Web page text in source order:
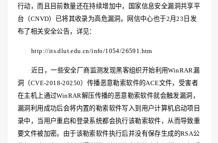
行动，而且目前数量还在持续增加中，国家信息安全漏洞共享平
台（CNVD）已将其收录为高危漏洞。网信中心也于2月23日发
布了相关安全公告，详见：
http://its.dlut.edu.cn/info/1054/26591.htm
近日，一些安全厂商监测发现黑客组织开始利用WinRAR漏
洞（CVE-2018-20250）传播恶意勒索软件的ACE文件，受害者
在主机上通过WinRAR解压传播的恶意勒索软件就会触发漏洞，
漏洞利用成功后会将内置的勒索软件写入到用户计算机启动项目
录中，当用户重启和登录系统都会执行该勒索软件，从而导致重
要文件被加密。由于该勒索软件执行后并没有保存生成的RSA公